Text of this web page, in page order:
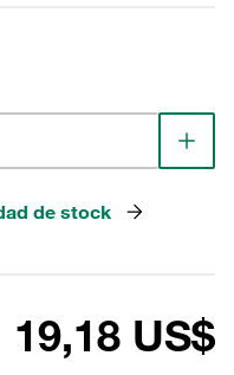
de stock
19,18 US$